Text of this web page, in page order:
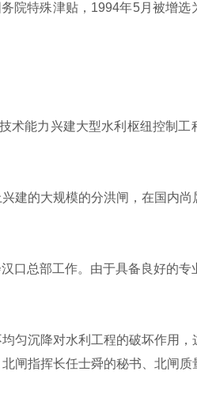
院特殊津贴，1994年5月被增选
能力兴建大型水利枢纽控制工
的大规模的分洪闸，在国内尚
总部工作。由于具备良好的专
沉降对水利工程的破坏作用，
闸指挥长任士舜的秘书、北闸质